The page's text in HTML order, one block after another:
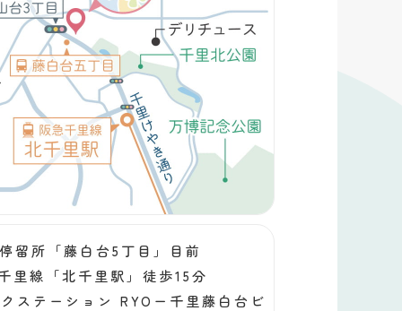
留所「藤白台5丁目」目前
里線「北千里駅」徒歩15分
ステーション RYOー千里藤白台ビ